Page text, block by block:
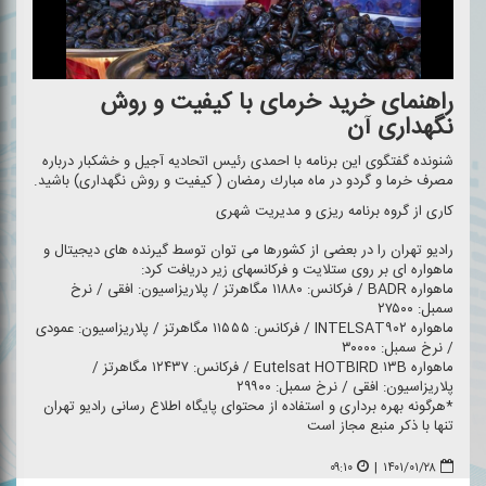
راهنمای خرید خرمای با كیفیت و روش
نگهداری آن
شنونده گفتگوی این برنامه با احمدی رئیس اتحادیه آجیل و خشكبار درباره
مصرف خرما و گردو در ماه مبارك رمضان ( كیفیت و روش نگهداری) باشید.
كاری از گروه برنامه ریزی و مدیریت شهری
رادیو تهران را در بعضی از كشورها می توان توسط گیرنده های دیجیتال و
ماهواره ای بر روی ستلایت و فركانسهای زیر دریافت كرد:
ماهواره BADR / فركانس: ۱۱۸۸۰ مگاهرتز / پلاریزاسیون: افقی / نرخ
سمبل: ۲۷۵۰۰
ماهواره INTELSAT۹۰۲ / فركانس: ۱۱۵۵۵ مگاهرتز / پلاریزاسیون: عمودی
/ نرخ سمبل: ۳۰۰۰۰
ماهواره Eutelsat HOTBIRD ۱۳B / فركانس: ۱۲۴۳۷ مگاهرتز /
پلاریزاسیون: افقی / نرخ سمبل: ۲۹۹۰۰
*هرگونه بهره برداری و استفاده از محتوای پایگاه اطلاع رسانی رادیو تهران
تنها با ذكر منبع مجاز است
۱۴۰۱/۰۱/۲۸ | ۰۹:۱۰